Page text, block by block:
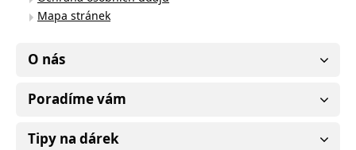
Mapa stránek
O nás
Poradíme vám
Tipy na dárek